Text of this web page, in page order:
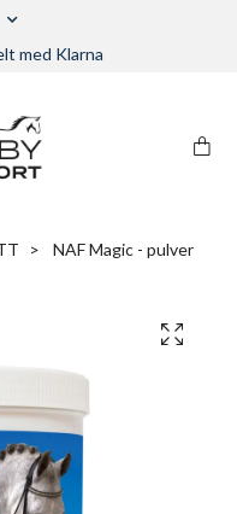
med Klarna
NAF Magic - pulver